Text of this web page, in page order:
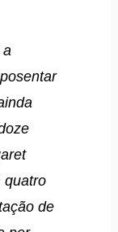
quatro
de